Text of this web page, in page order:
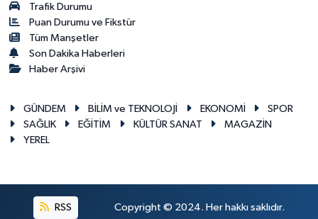
Trafik Durumu
Puan Durumu ve Fikstür
Tüm Manşetler
Son Dakika Haberleri
Haber Arşivi
GÜNDEM BİLİM ve TEKNOLOJİ EKONOMİ
SPOR
SAĞLIK
EĞİTİM KÜLTÜR SANAT
MAGAZİN
YEREL
RSS Copyright © 2024. Her hakkı saklıdır.